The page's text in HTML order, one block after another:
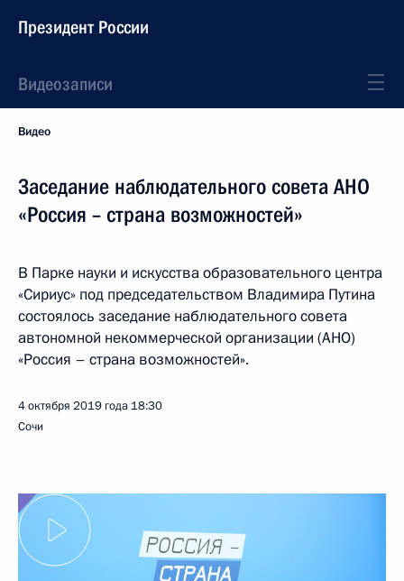
Президент России
Видеозаписи
Видео
Заседание наблюдательного совета АНО
«Россия – страна возможностей»
В Парке науки и искусства образовательного центра
«Сириус» под председательством Владимира Путина
состоялось заседание наблюдательного совета
автономной некоммерческой организации (АНО)
«Россия – страна возможностей».
4 октября 2019 года 18:30
Сочи